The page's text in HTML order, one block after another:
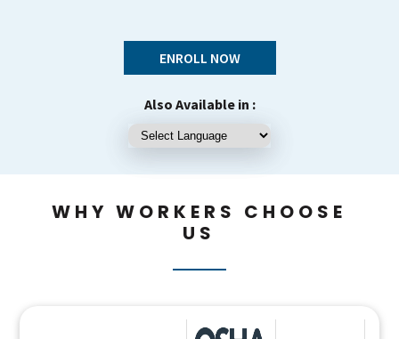
ENROLL NOW
Also Available in :
WHY WORKERS CHOOSE
US